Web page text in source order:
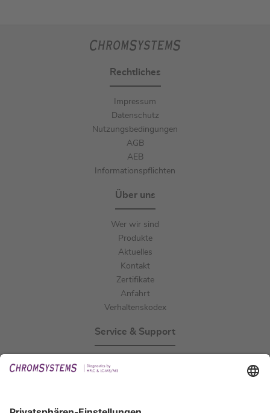
Rechtliches
Impressum
Datenschutz
Nutzungsbedingungen
AGB
AEB
Informationspflichten
Über uns
Wer wir sind
Produkte
Aktuelles
Kontakt
Zertifikate
Anfahrt
Verhaltenskodex
Service & Support